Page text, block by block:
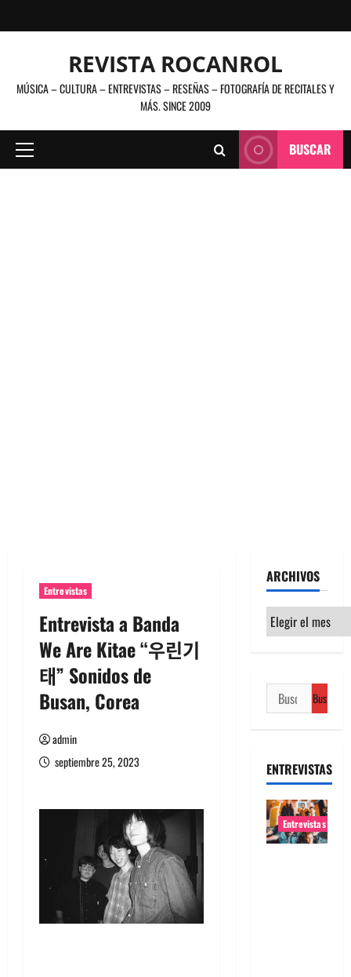
al
REVISTA ROCANROL
MÚSICA – CULTURA – ENTREVISTAS – RESEÑAS – FOTOGRAFÍA DE RECITALES Y
MÁS. SINCE 2009
Menú
BUSCAR
Entrevistas
Entrevista a Banda
We Are Kitae “우린기
태” Sonidos de
Busan, Corea
admin
septiembre 25, 2023
ARCHIVOS
Archivos
Buscar:
ENTREVISTAS
Entrevistas